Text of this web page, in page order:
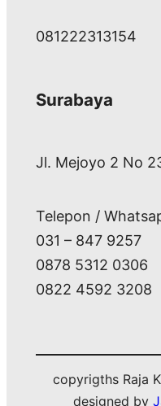
081222313154
Surabaya
Jl. Mejoyo 2 No
Telepon /
031 – 847 9257
0878 5312 0306
0822 4592 3208
copyrigths Raja
designed by